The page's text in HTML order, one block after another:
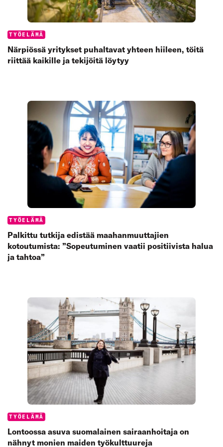
Categories:
TYÖELÄMÄ
Närpiössä yritykset puhaltavat yhteen hiileen, töitä
riittää kaikille ja tekijöitä löytyy
Categories:
TYÖELÄMÄ
Palkittu tutkija edistää maahanmuuttajien
kotoutumista: ”Sopeutuminen vaatii positiivista halua
ja tahtoa”
Categories:
TYÖELÄMÄ
Lontoossa asuva suomalainen sairaanhoitaja on
nähnyt monien maiden työkulttuureja